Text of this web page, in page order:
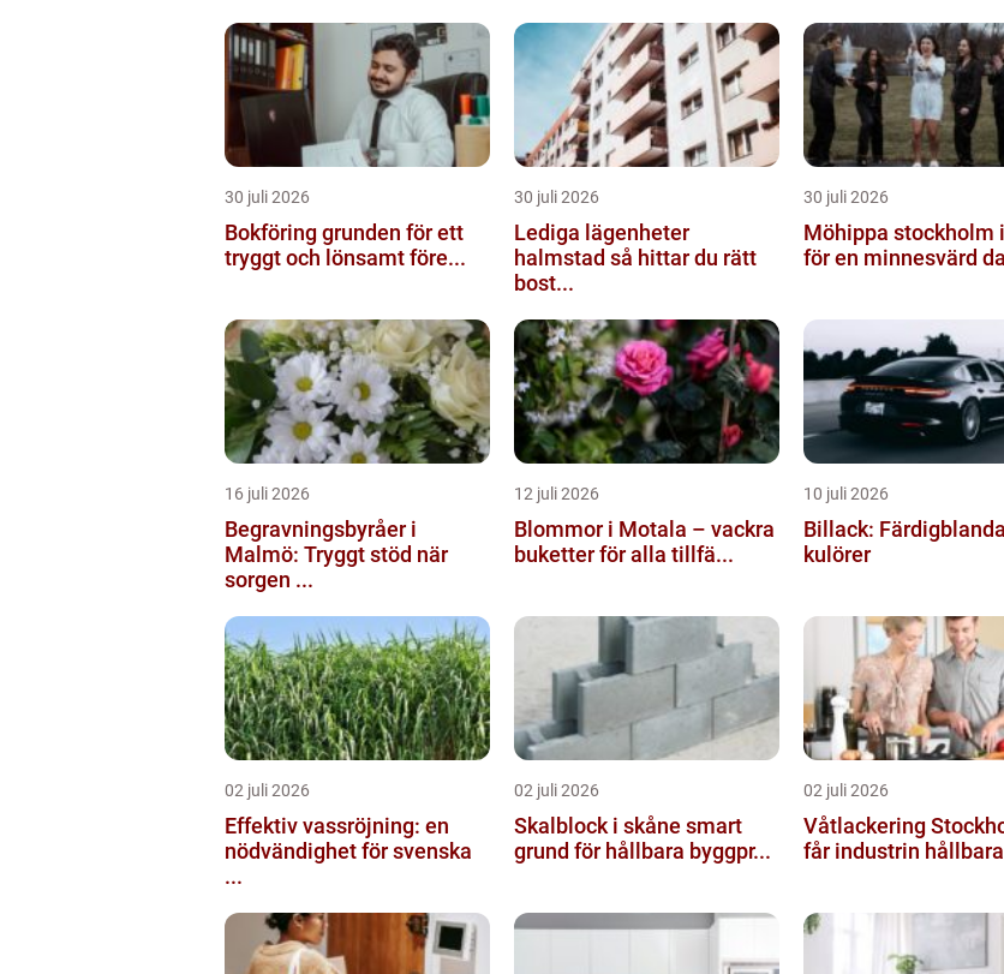
30 juli 2026
Bokföring grunden för ett
tryggt och lönsamt före...
30 juli 2026
Lediga lägenheter
halmstad så hittar du rätt
bost...
30 juli 2026
Möhippa stockholm idéer
för en minnesvärd
16 juli 2026
Begravningsbyråer i
Malmö: Tryggt stöd när
sorgen ...
12 juli 2026
Blommor i Motala – vackra
buketter för alla tillfä...
10 juli 2026
Billack:
kulörer
02 juli 2026
Effektiv vassröjning: en
nödvändighet för svenska
...
02 juli 2026
Skalblock i skåne smart
grund för hållbara byggpr...
02 juli 2026
Våtlackering
får industrin